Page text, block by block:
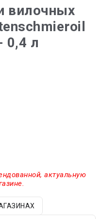
вилочных
0,4 л
актуальную